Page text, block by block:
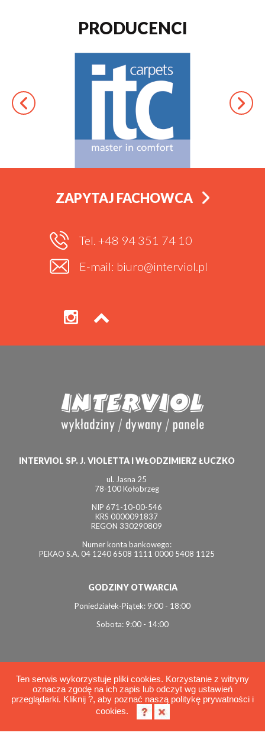
PRODUCENCI
ZAPYTAJ FACHOWCA
Tel. +48 94 351 74 10
E-mail: biuro@interviol.pl
INTERVIOL SP. J. VIOLETTA I WŁODZIMIERZ ŁUCZKO
ul. Jasna 25
78-100 Kołobrzeg
NIP 671-10-00-546
KRS 0000091837
REGON 330290809
Numer konta bankowego:
PEKAO S.A. 04 1240 6508 1111 0000 5408 1125
GODZINY OTWARCIA
Poniedziałek-Piątek: 9:00 - 18:00
Sobota: 9:00 - 14:00
© 2026 Interviol
Polityka cookies
Ten serwis wykorzystuje pliki cookies. Korzystanie z witryny
oznacza zgodę na ich zapis lub odczyt wg ustawień
przeglądarki. Kliknij ?, aby poznać naszą politykę prywatności i
cookies.